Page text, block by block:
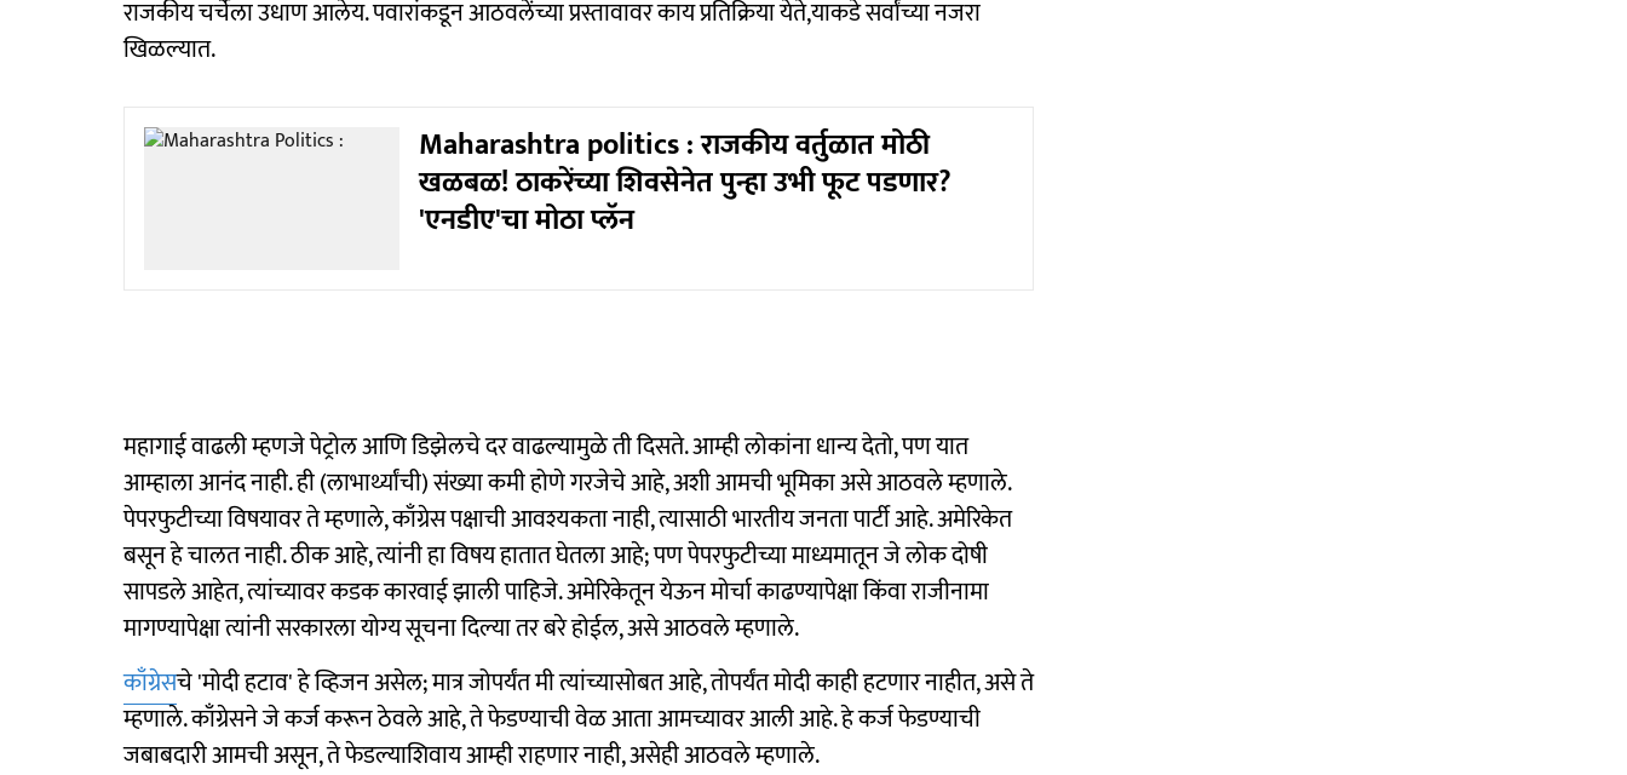
राजकीय चर्चेला उधाण आलेय. पवारांकडून आठवलेंच्या प्रस्तावावर काय प्रतिक्रिया येते,याकडे सर्वांच्या नजरा
खिळल्यात.
Maharashtra politics : राजकीय वर्तुळात मोठी
खळबळ! ठाकरेंच्या शिवसेनेत पुन्हा उभी फूट पडणार?
'एनडीए'चा मोठा प्लॅन
महागाई वाढली म्हणजे पेट्रोल आणि डिझेलचे दर वाढल्यामुळे ती दिसते. आम्ही लोकांना धान्य देतो, पण यात
आम्हाला आनंद नाही. ही (लाभार्थ्यांची) संख्या कमी होणे गरजेचे आहे, अशी आमची भूमिका असे आठवले म्हणाले.
पेपरफुटीच्या विषयावर ते म्हणाले, काँग्रेस पक्षाची आवश्यकता नाही, त्यासाठी भारतीय जनता पार्टी आहे. अमेरिकेत
बसून हे चालत नाही. ठीक आहे, त्यांनी हा विषय हातात घेतला आहे; पण पेपरफुटीच्या माध्यमातून जे लोक दोषी
सापडले आहेत, त्यांच्यावर कडक कारवाई झाली पाहिजे. अमेरिकेतून येऊन मोर्चा काढण्यापेक्षा किंवा राजीनामा
मागण्यापेक्षा त्यांनी सरकारला योग्य सूचना दिल्या तर बरे होईल, असे आठवले म्हणाले.
काँग्रेसचे 'मोदी हटाव' हे व्हिजन असेल; मात्र जोपर्यंत मी त्यांच्यासोबत आहे, तोपर्यंत मोदी काही हटणार नाहीत, असे ते
म्हणाले. काँग्रेसने जे कर्ज करून ठेवले आहे, ते फेडण्याची वेळ आता आमच्यावर आली आहे. हे कर्ज फेडण्याची
जबाबदारी आमची असून, ते फेडल्याशिवाय आम्ही राहणार नाही, असेही आठवले म्हणाले.